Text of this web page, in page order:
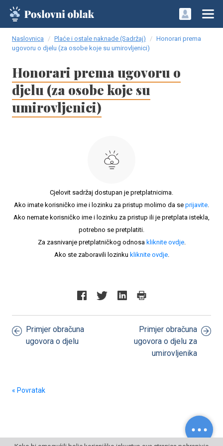
Naslovnica Plaće i ostale naknade (Sadržaj)
Honorari prema
ugovoru o djelu (za osobe koje su umirovljenici)
Honorari prema ugovoru o
djelu (za osobe koje su
umirovljenici)
Cjelovit sadržaj dostupan je pretplatnicima.
Ako imate korisničko ime i lozinku za pristup molimo da se prijavite.
Ako nemate korisničko ime i lozinku za pristup ili je pretplata istekla,
potrebno se pretplatiti.
Za zasnivanje pretplatničkog odnosa kliknite ovdje.
Ako ste zaboravili lozinku kliknite ovdje.
Primjer obračuna
ugovora o djelu
Primjer obračuna
ugovora o djelu za
umirovljenika
« Povratak